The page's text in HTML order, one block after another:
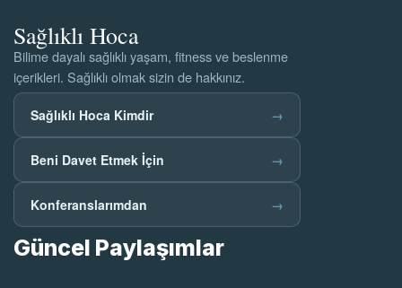
Sağlıklı Hoca
Bilime dayalı sağlıklı yaşam, fitness ve beslenme
içerikleri. Sağlıklı olmak sizin de hakkınız.
Sağlıklı Hoca Kimdir →
Beni Davet Etmek İçin →
Konferanslarımdan →
Güncel Paylaşımlar